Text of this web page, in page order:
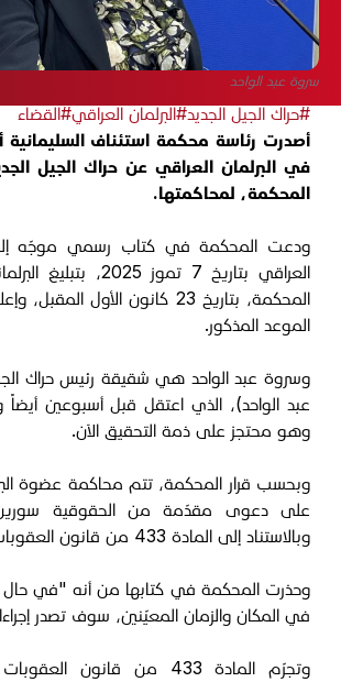
سروة عبد الواحد
#حراك الجيل الجديد#البرلمان العراقي#القضاء
أصدرت رئاسة محكمة استئناف السليمانية
في البرلمان العراقي عن حراك الجيل
المحكمة، لمحاكمتها.
ودعت المحكمة في كتاب رسمي موجّه
العراقي بتاريخ 7 تموز
المحكمة، بتاريخ 23 كانون الأول
الموعد المذكور.
وسروة عبد الواحد هي شقيقة رئيس حراك
عبد الواحد)، الذي اعتقل قبل أسبوعين أيضاً
وهو محتجز على ذمة التحقيق الآن.
وبحسب قرار المحكمة، تتم محاكمة عضوة
على دعوى مقدّمة من الحقوقية سورين
وبالاستناد إلى المادة 433 من قانون العقوبات العراقي.
وحذرت المحكمة في كتابها من أنه "في حال
في المكان والزمان المعيّنين، سوف تصدر
وتجرّم المادة 433 من قانون